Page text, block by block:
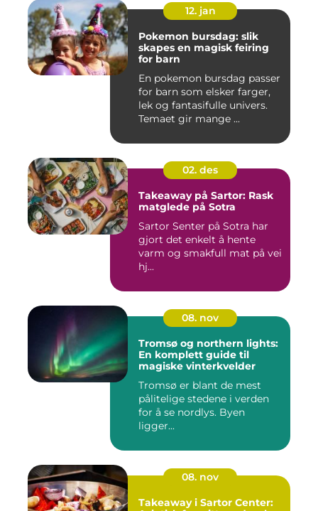
12. jan
Pokemon bursdag: slik
skapes en magisk feiring
for barn
En pokemon bursdag passer
for barn som elsker farger,
lek og fantasifulle univers.
Temaet gir mange ...
02. des
Takeaway på Sartor: Rask
matglede på Sotra
Sartor Senter på Sotra har
gjort det enkelt å hente
varm og smakfull mat på vei
hj...
08. nov
Tromsø og northern lights:
En komplett guide til
magiske vinterkvelder
Tromsø er blant de mest
pålitelige stedene i verden
for å se nordlys. Byen
ligger...
08. nov
Takeaway i Sartor Center: